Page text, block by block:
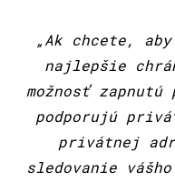
„Ak chcete,
najlepšie
možnosť
podporujú
privátnej
sledovanie